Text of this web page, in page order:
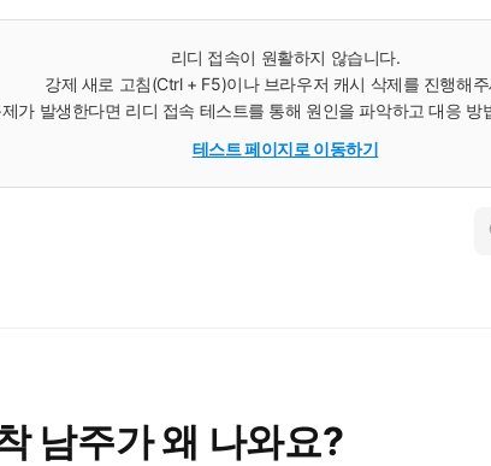
리디 접속이 원활하지 않습니다.
강제 새로 고침(Ctrl + F5)이나 브라우저 캐시 삭제를 진행해
가 발생한다면 리디 접속 테스트를 통해 원인을 파악하고 대응 방
테스트 페이지로 이동하기
남주가 왜 나와요?